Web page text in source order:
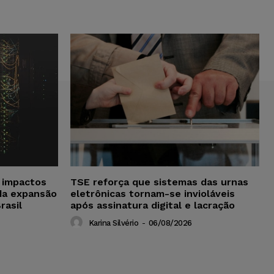
expansão
TSE reforça que sistemas das urnas
eletrônicas tornam-se invioláveis
após assinatura digital e lacração
Karina Silvério - 06/08/2026